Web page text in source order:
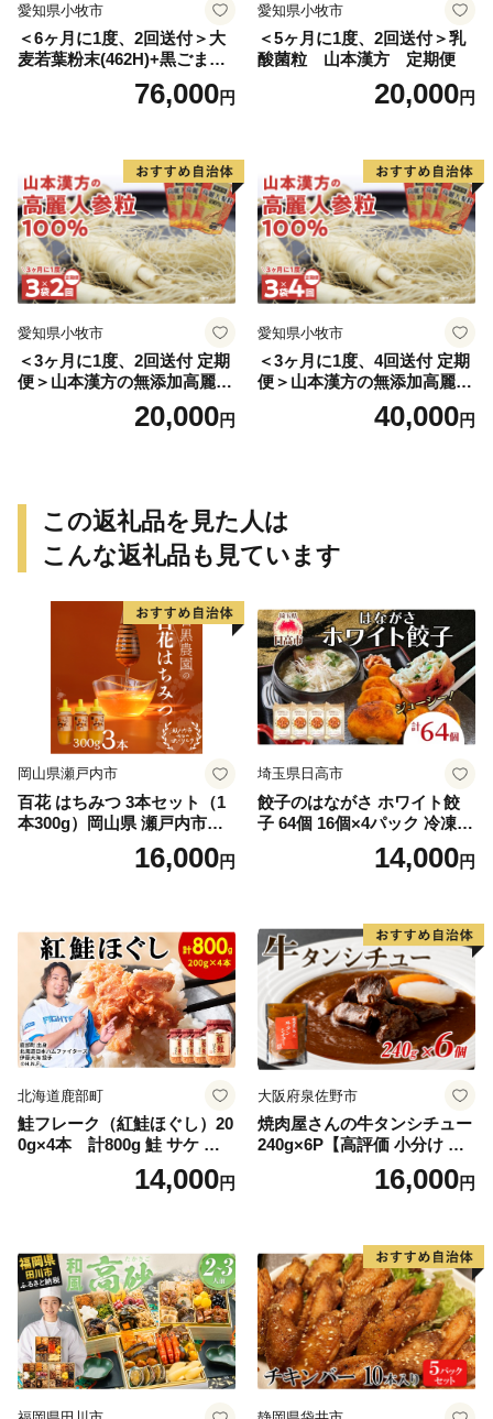
愛知県小牧市
＜6ヶ月に1度、2回送付＞大
麦若葉粉末(462H)+黒ごま黒
豆きな粉+ 糖流茶 山本漢
76,000円
愛知県小牧市
＜5ヶ月に1度、2回送付＞乳
酸菌粒 山本漢方 定期便
20,000円
愛知県小牧市
＜3ヶ月に1度、2回送付 定期
便＞山本漢方の無添加高麗人
20,000円
愛知県小牧市
＜3ヶ月に1度、4回送付 定期
便＞山本漢方の無添加高麗人
40,000円
この返礼品を見た人は
こんな返礼品も見ています
岡山県瀬戸内市
百花 はちみつ 3本セット（1
本300g）岡山県 瀬戸内市産
石黒農園 ヨーグルト パン 砂
糖の代わり 香り高い いい香
16,000円
埼玉県日高市
餃子のはながさ ホワイト餃
子 64個 16個×4パック 冷凍
中華 点心 B級グルメ ご当地
野菜 おつまみ おかず 簡単調
ー ギフト お取り寄せ 日高市
14,000円
北海道鹿部町
鮭フレーク（紅鮭ほぐし）20
0g×4本 計800g 鮭 サケ 鮭
ほぐし サケフレーク シャケ
フレーク 鮭フレーク14,000円
大阪府泉佐野市
焼肉屋さんの牛タンシチュー
240g×6P【高評価 小分け 惣
菜 牛たん 一人暮らし 冷凍】
16,000円